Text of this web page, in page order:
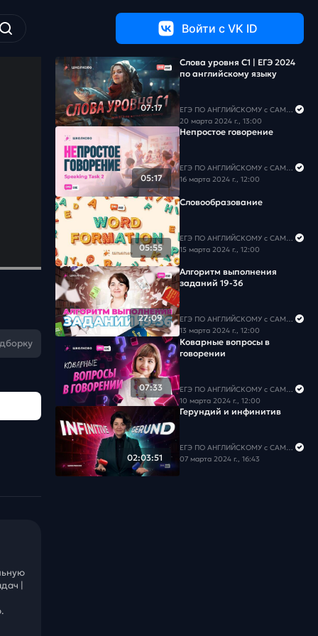
Войти c VK ID
|
07:17
Слова уровня С1 | ЕГЭ 2024
по английскому языку
ЕГЭ ПО АНГЛИЙСКОМУ с САМИРОЙ COOLешовой
20 марта 2024 г., 13:00
05:17
Непростое говорение
ЕГЭ ПО АНГЛИЙСКОМУ с САМИРОЙ COOLешовой
16 марта 2024 г., 12:00
05:55
Словообразование
ЕГЭ ПО АНГЛИЙСКОМУ с САМИРОЙ COOLешовой
15 марта 2024 г., 12:00
27:09
Алгоритм выполнения
заданий 19-36
ЕГЭ ПО АНГЛИЙСКОМУ с САМИРОЙ COOLешовой
13 марта 2024 г., 12:00
07:33
Коварные вопросы в
говорении
ЕГЭ ПО АНГЛИЙСКОМУ с САМИРОЙ COOLешовой
10 марта 2024 г., 12:00
02:03:51
Герундий и инфинитив
ЕГЭ ПО АНГЛИЙСКОМУ с САМИРОЙ COOLешовой
07 марта 2024 г., 16:43